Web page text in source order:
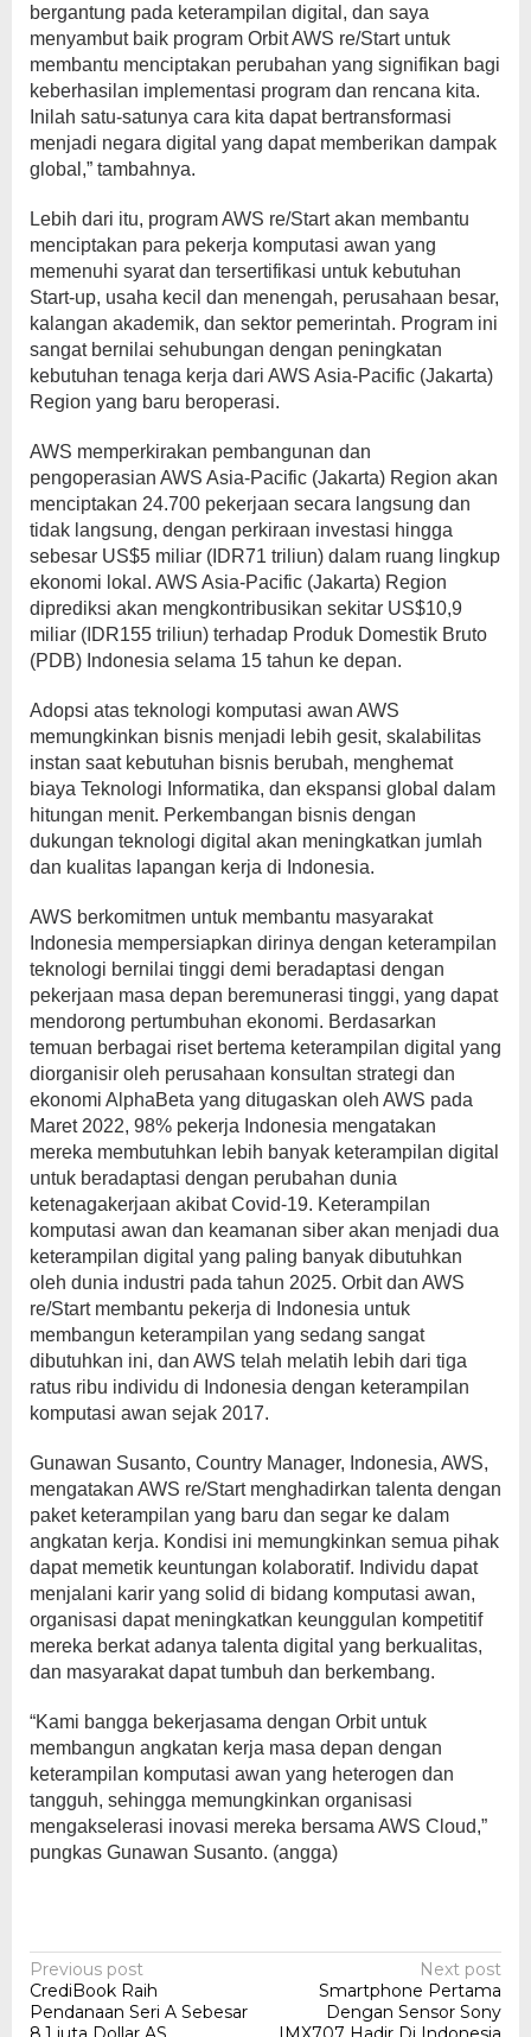
bergantung pada keterampilan digital, dan saya
menyambut baik program Orbit AWS re/Start untuk
membantu menciptakan perubahan yang signifikan bagi
keberhasilan implementasi program dan rencana kita.
Inilah satu-satunya cara kita dapat bertransformasi
menjadi negara digital yang dapat memberikan dampak
global,” tambahnya.
Lebih dari itu, program AWS re/Start akan membantu
menciptakan para pekerja komputasi awan yang
memenuhi syarat dan tersertifikasi untuk kebutuhan
Start-up, usaha kecil dan menengah, perusahaan besar,
kalangan akademik, dan sektor pemerintah. Program ini
sangat bernilai sehubungan dengan peningkatan
kebutuhan tenaga kerja dari AWS Asia-Pacific (Jakarta)
Region yang baru beroperasi.
AWS memperkirakan pembangunan dan
pengoperasian AWS Asia-Pacific (Jakarta) Region akan
menciptakan 24.700 pekerjaan secara langsung dan
tidak langsung, dengan perkiraan investasi hingga
sebesar US$5 miliar (IDR71 triliun) dalam ruang lingkup
ekonomi lokal. AWS Asia-Pacific (Jakarta) Region
diprediksi akan mengkontribusikan sekitar US$10,9
miliar (IDR155 triliun) terhadap Produk Domestik Bruto
(PDB) Indonesia selama 15 tahun ke depan.
Adopsi atas teknologi komputasi awan AWS
memungkinkan bisnis menjadi lebih gesit, skalabilitas
instan saat kebutuhan bisnis berubah, menghemat
biaya Teknologi Informatika, dan ekspansi global dalam
hitungan menit. Perkembangan bisnis dengan
dukungan teknologi digital akan meningkatkan jumlah
dan kualitas lapangan kerja di Indonesia.
AWS berkomitmen untuk membantu masyarakat
Indonesia mempersiapkan dirinya dengan keterampilan
teknologi bernilai tinggi demi beradaptasi dengan
pekerjaan masa depan beremunerasi tinggi, yang dapat
mendorong pertumbuhan ekonomi. Berdasarkan
temuan berbagai riset bertema keterampilan digital yang
diorganisir oleh perusahaan konsultan strategi dan
ekonomi AlphaBeta yang ditugaskan oleh AWS pada
Maret 2022, 98% pekerja Indonesia mengatakan
mereka membutuhkan lebih banyak keterampilan digital
untuk beradaptasi dengan perubahan dunia
ketenagakerjaan akibat Covid-19. Keterampilan
komputasi awan dan keamanan siber akan menjadi dua
keterampilan digital yang paling banyak dibutuhkan
oleh dunia industri pada tahun 2025. Orbit dan AWS
re/Start membantu pekerja di Indonesia untuk
membangun keterampilan yang sedang sangat
dibutuhkan ini, dan AWS telah melatih lebih dari tiga
ratus ribu individu di Indonesia dengan keterampilan
komputasi awan sejak 2017.
Gunawan Susanto, Country Manager, Indonesia, AWS,
mengatakan AWS re/Start menghadirkan talenta dengan
paket keterampilan yang baru dan segar ke dalam
angkatan kerja. Kondisi ini memungkinkan semua pihak
dapat memetik keuntungan kolaboratif. Individu dapat
menjalani karir yang solid di bidang komputasi awan,
organisasi dapat meningkatkan keunggulan kompetitif
mereka berkat adanya talenta digital yang berkualitas,
dan masyarakat dapat tumbuh dan berkembang.
“Kami bangga bekerjasama dengan Orbit untuk
membangun angkatan kerja masa depan dengan
keterampilan komputasi awan yang heterogen dan
tangguh, sehingga memungkinkan organisasi
mengakselerasi inovasi mereka bersama AWS Cloud,”
pungkas Gunawan Susanto. (angga)
Post
navigation
Previous post
CrediBook Raih
Pendanaan Seri A Sebesar
Next post
Smartphone Pertama
Dengan Sensor Sony